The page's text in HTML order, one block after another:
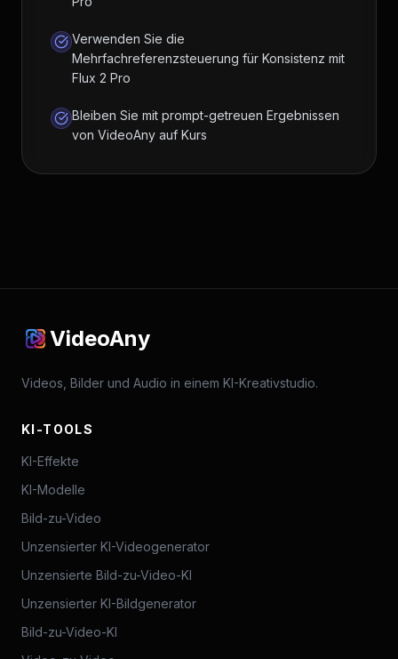
Verwenden Sie die
Mehrfachreferenzsteuerung für Konsistenz mit
Flux 2 Pro
Bleiben Sie mit prompt-getreuen Ergebnissen
von VideoAny auf Kurs
VideoAny
Videos, Bilder und Audio in einem KI-Kreativstudio.
KI-TOOLS
KI-Effekte
KI-Modelle
Bild-zu-Video
Unzensierter KI-Videogenerator
Unzensierte Bild-zu-Video-KI
Unzensierter KI-Bildgenerator
Bild-zu-Video-KI